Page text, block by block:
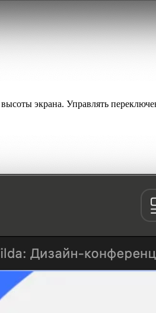
экрана. Управлять